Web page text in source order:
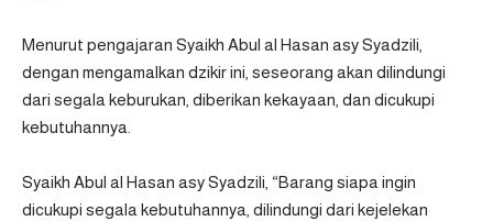
Menurut pengajaran Syaikh Abul al Hasan asy Syadzili,
dengan mengamalkan dzikir ini, seseorang akan dilindungi
dari segala keburukan, diberikan kekayaan, dan dicukupi
kebutuhannya.
Syaikh Abul al Hasan asy Syadzili, “Barang siapa ingin
dicukupi segala kebutuhannya, dilindungi dari kejelekan